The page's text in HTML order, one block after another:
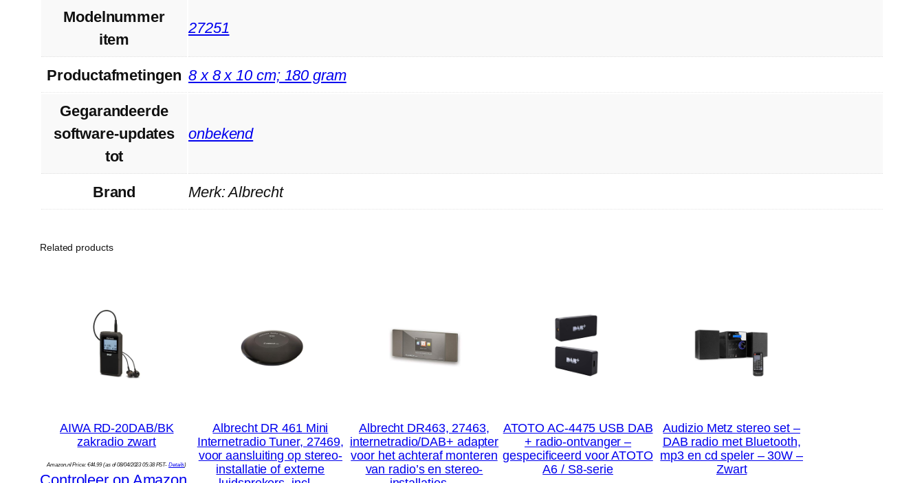
Modelnummer
item
‎27251
Productafmetingen ‎8 x 8 x 10 cm; 180 gram
Gegarandeerde
software-updates
tot
‎onbekend
Brand Merk: Albrecht
Related products
AIWA RD-20DAB/BK
zakradio zwart
Amazon.nl Price: €44.99(as of 08/04/2023 05:38 PST-Details)
Albrecht DR 461 Mini
Internetradio Tuner, 27469,
voor aansluiting op stereo-
installatie of externe
Albrecht DR463, 27463,
internetradio/DAB+ adapter
voor het achteraf monteren
van radio’s en stereo-
ATOTO AC-4475 USB DAB
+ radio-ontvanger –
gespecificeerd voor ATOTO
A6 / S8-serie
Audizio Metz stereo set –
DAB radio met Bluetooth,
mp3 en cd speler – 30W –
Zwart